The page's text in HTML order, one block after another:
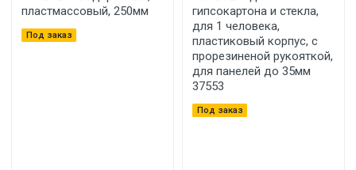
пластмассовый, 250мм
Под заказ
гипсокартона и стекла,
для 1 человека,
пластиковый корпус, с
прорезиненой рукояткой,
для панелей до 35мм
37553
Под заказ